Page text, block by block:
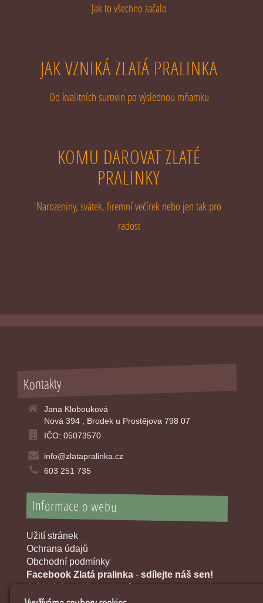
Jak to všechno začalo
JAK VZNIKÁ ZLATÁ PRALINKA
Od kvalitních surovin po výslednou mňamku
KOMU DAROVAT ZLATÉ
PRALINKY
Narozeniny, svátek, firemní večírek nebo jen tak pro
radost
Kontakty
Jana Klobouková
Nová 394 , Brodek u Prostějova 798 07
IČO: 05073570
info@zlatapralinka.cz
603 251 735
Informace o webu
Užití stránek
Ochrana údajů
Obchodní podmínky
Facebook Zlatá pralinka - sdílejte náš sen!
© 2016 Jana Klobouková